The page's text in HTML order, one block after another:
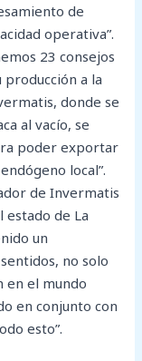
de
operativa”.
23 consejos
a la
donde se
al vacío, se
poder exportar
local”.
de Invermatis
estado de La
un
no solo
en el mundo
en conjunto con
esto”.